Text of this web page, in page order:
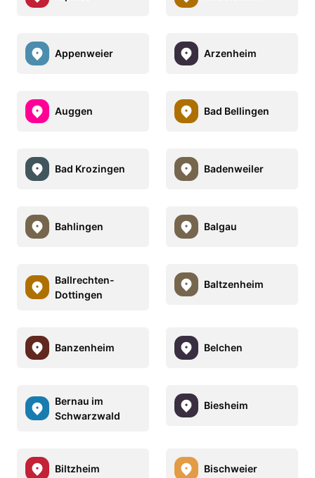
Appenweier Arzenheim
Auggen Bad Bellingen
Bad Krozingen Badenweiler
Bahlingen Balgau
Ballrechten-
Dottingen
Baltzenheim
Banzenheim Belchen
Bernau im
Schwarzwald
Biesheim
Biltzheim Bischweier